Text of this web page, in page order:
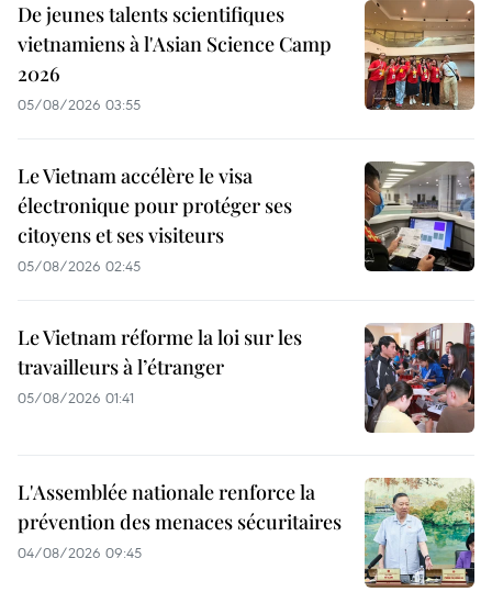
De jeunes talents scientifiques
vietnamiens à l'Asian Science Camp
2026
05/08/2026 03:55
Le Vietnam accélère le visa
électronique pour protéger ses
citoyens et ses visiteurs
05/08/2026 02:45
Le Vietnam réforme la loi sur les
travailleurs à l’étranger
05/08/2026 01:41
L'Assemblée nationale renforce la
prévention des menaces sécuritaires
04/08/2026 09:45